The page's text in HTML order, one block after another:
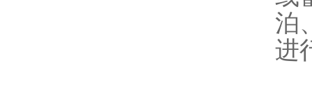
泊
进